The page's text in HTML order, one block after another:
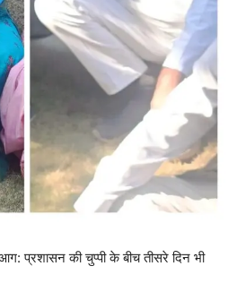
प्रशासन की चुप्पी के बीच तीसरे दिन भी